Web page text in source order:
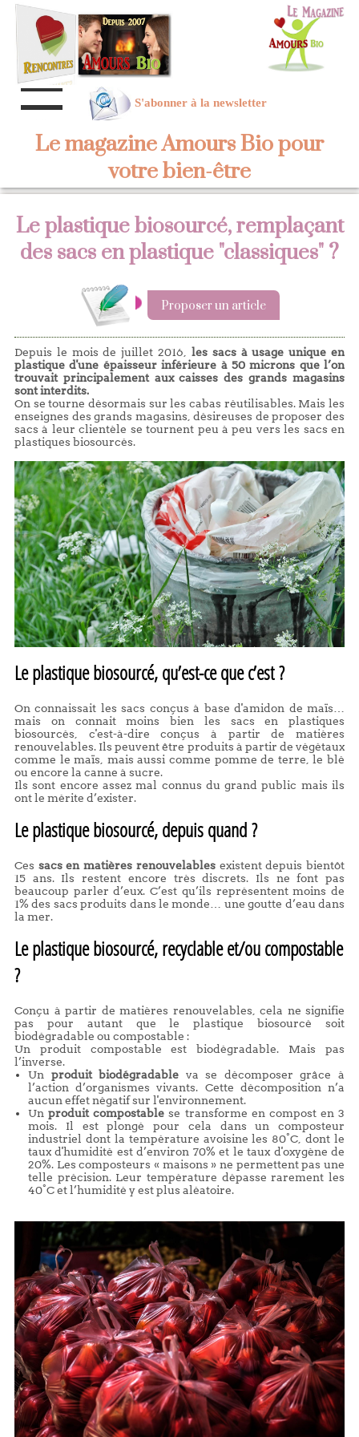
S'abonner à la newsletter
Le magazine Amours Bio pour
votre bien-être
Le plastique biosourcé, remplaçant
des sacs en plastique "classiques" ?
Proposer un article
Depuis le mois de juillet 2016, les sacs à usage unique en
plastique d'une épaisseur inférieure à 50 microns que l’on
trouvait principalement aux caisses des grands magasins
sont interdits.
On se tourne désormais sur les cabas réutilisables. Mais les
enseignes des grands magasins, désireuses de proposer des
sacs à leur clientèle se tournent peu à peu vers les sacs en
plastiques biosourcés.
Le plastique biosourcé, qu’est-ce que c’est ?
On connaissait les sacs conçus à base d'amidon de maïs…
mais on connait moins bien les sacs en plastiques
biosourcés, c'est-à-dire conçus à partir de matières
renouvelables. Ils peuvent être produits à partir de végétaux
comme le maïs, mais aussi comme pomme de terre, le blé
ou encore la canne à sucre.
Ils sont encore assez mal connus du grand public mais ils
ont le mérite d’exister.
Le plastique biosourcé, depuis quand ?
Ces sacs en matières renouvelablesexistent depuis bientôt
15 ans. Ils restent encore très discrets. Ils ne font pas
beaucoup parler d’eux. C’est qu’ils représentent moins de
1% des sacs produits dans le monde… une goutte d’eau dans
la mer.
Le plastique biosourcé, recyclable et/ou compostable
?
Conçu à partir de matières renouvelables, cela ne signifie
pas pour autant que le plastique biosourcé soit
biodégradable ou compostable :
Un produit compostable est biodégradable. Mais pas
l’inverse.
Un produit biodégradable va se décomposer grâce à
l’action d’organismes vivants. Cette décomposition n’a
aucun effet négatif sur l'environnement.
Unproduit compostable se transforme en compost en 3
mois. Il est plongé pour cela dans un composteur
industriel dont la température avoisine les 80°C, dont le
taux d'humidité est d’environ 70% et le taux d'oxygène de
20%. Les composteurs « maisons » ne permettent pas une
telle précision. Leur température dépasse rarement les
40°C et l’humidité y est plus aléatoire.